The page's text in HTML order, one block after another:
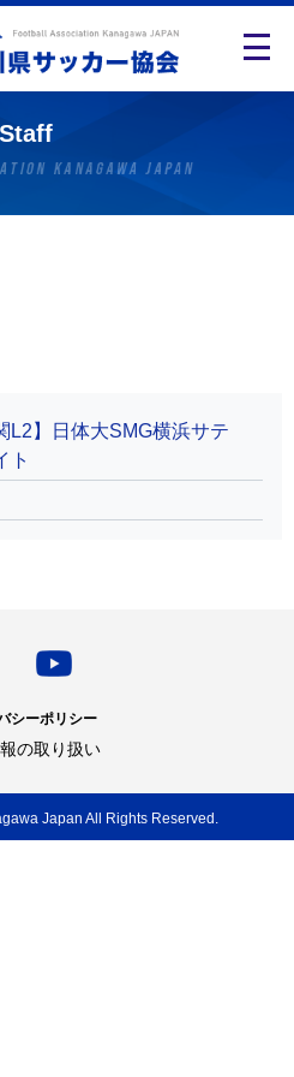
Staff
L2】日体大SMG横浜サテ
ト
シーポリシー
の取り扱い
Japan All Rights Reserved.